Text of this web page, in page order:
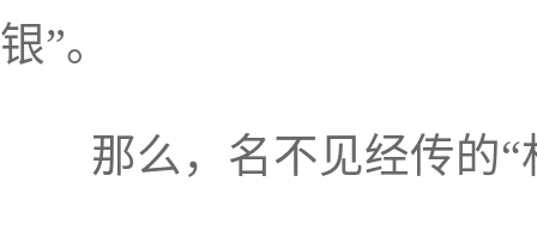
银”。
那么，名不见经传的“